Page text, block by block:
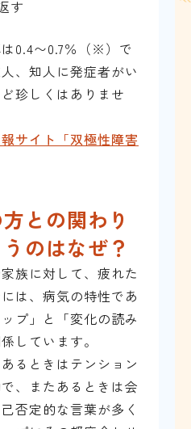
す
0.4〜0.7％（※）で
、知人に発症者がい
珍しくはありませ
サイト「双極性障害
との関わり
のはなぜ？
族に対して、疲れた
は、病気の特性であ
プ」と「変化の読み
しています。
るときはテンション
、またあるときは会
否定的な言葉が多く